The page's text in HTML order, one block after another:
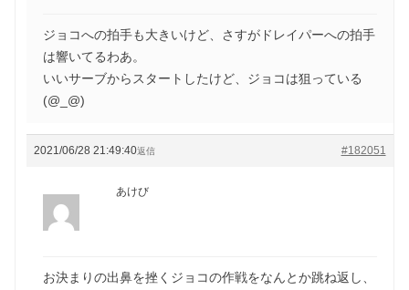
ジョコへの拍手も大きいけど、さすがドレイパーへの拍手
は響いてるわあ。
いいサーブからスタートしたけど、ジョコは狙っている
(@_@)
2021/06/28 21:49:40 #182051
返信
あけび
お決まりの出鼻を挫くジョコの作戦をなんとか跳ね返し、